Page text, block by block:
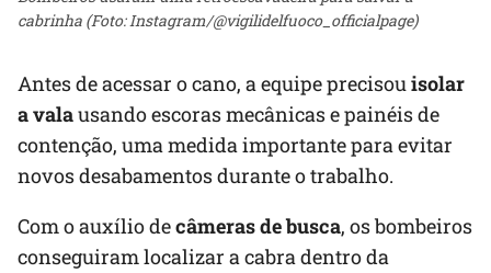
cabrinha (Foto: Instagram/@vigilidelfuoco_officialpage)
Antes de acessar o cano, a equipe precisouisolar
a valausando escoras mecânicas e painéis de
contenção, uma medida importante para evitar
novos desabamentos durante o trabalho.
Com o auxílio decâmeras de busca, os bombeiros
conseguiram localizar a cabra dentro da